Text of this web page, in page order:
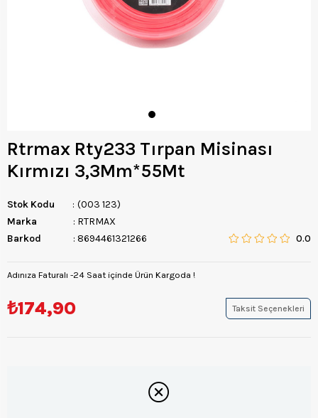
Rtrmax Rty233 Tırpan Misinası
Kırmızı 3,3Mm*55Mt
Stok Kodu
(003 123)
Marka
: RTRMAX
Barkod
: 8694461321266 0.0
Adınıza Faturalı -24 Saat içinde Ürün Kargoda !
₺174,90 Taksit Seçenekleri